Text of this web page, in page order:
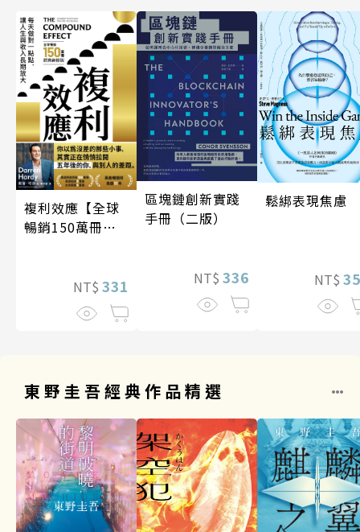
複利效應【全球
暢銷150萬冊・
NT$ 331
區塊鏈創新實踐
手冊（二版）
NT$ 336
鬆綁表現焦慮
NT$
東野圭吾經典作品精選